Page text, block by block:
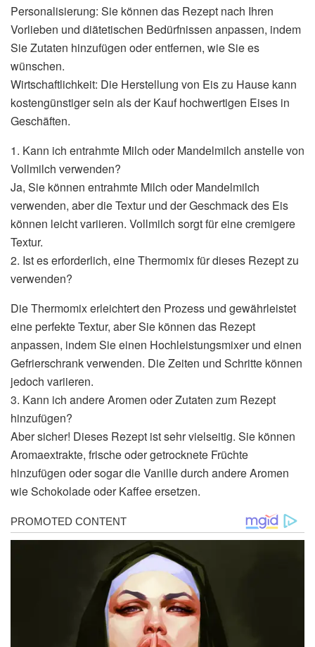
Personalisierung: Sie können das Rezept nach Ihren
Vorlieben und diätetischen Bedürfnissen anpassen, indem
Sie Zutaten hinzufügen oder entfernen, wie Sie es
wünschen.
Wirtschaftlichkeit: Die Herstellung von Eis zu Hause kann
kostengünstiger sein als der Kauf hochwertigen Eises in
Geschäften.
1. Kann ich entrahmte Milch oder Mandelmilch anstelle von
Vollmilch verwenden?
Ja, Sie können entrahmte Milch oder Mandelmilch
verwenden, aber die Textur und der Geschmack des Eis
können leicht variieren. Vollmilch sorgt für eine cremigere
Textur.
2. Ist es erforderlich, eine Thermomix für dieses Rezept zu
verwenden?
Die Thermomix erleichtert den Prozess und gewährleistet
eine perfekte Textur, aber Sie können das Rezept
anpassen, indem Sie einen Hochleistungsmixer und einen
Gefrierschrank verwenden. Die Zeiten und Schritte können
jedoch variieren.
3. Kann ich andere Aromen oder Zutaten zum Rezept
hinzufügen?
Aber sicher! Dieses Rezept ist sehr vielseitig. Sie können
Aromaextrakte, frische oder getrocknete Früchte
hinzufügen oder sogar die Vanille durch andere Aromen
wie Schokolade oder Kaffee ersetzen.